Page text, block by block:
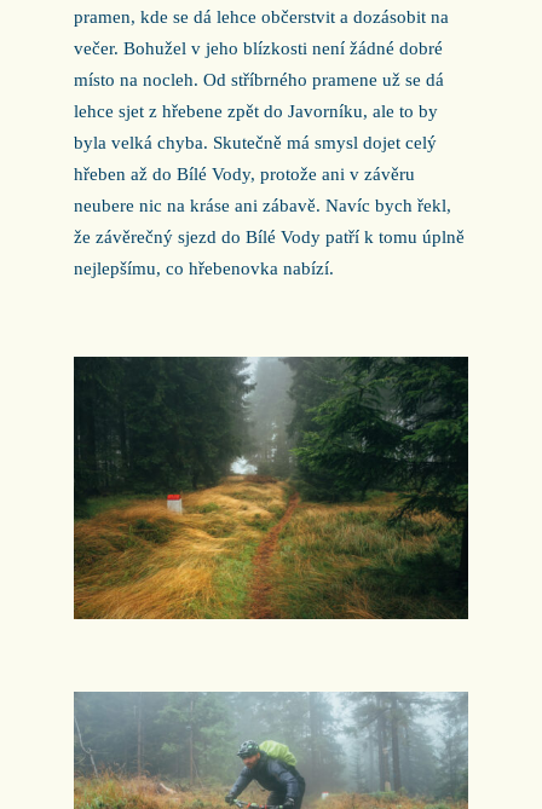
pramen, kde se dá lehce občerstvit a dozásobit na
večer. Bohužel v jeho blízkosti není žádné dobré
místo na nocleh. Od stříbrného pramene už se dá
lehce sjet z hřebene zpět do Javorníku, ale to by
byla velká chyba. Skutečně má smysl dojet celý
hřeben až do Bílé Vody, protože ani v závěru
neubere nic na kráse ani zábavě. Navíc bych řekl,
že závěrečný sjezd do Bílé Vody patří k tomu úplně
nejlepšímu, co hřebenovka nabízí.